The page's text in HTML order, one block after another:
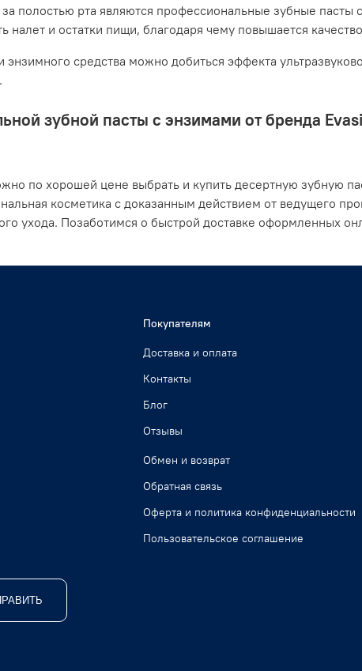
полостью рта являются профессиональные зубные
налет и остатки пищи, благодаря чему повышается
средства можно добиться эффекта
зубной пасты с энзимами от бренда
по хорошей цене выбрать и купить десертную зубную
косметика с доказанным действием от ведущего
ухода. Позаботимся о быстрой доставке оформленных
Покупателям
Доставка и оплата
Контакты
Блог
Отзывы
Обмен и возврат
Обратная связь
Оферта и политика конфиденциальности
Пользовательское соглашение